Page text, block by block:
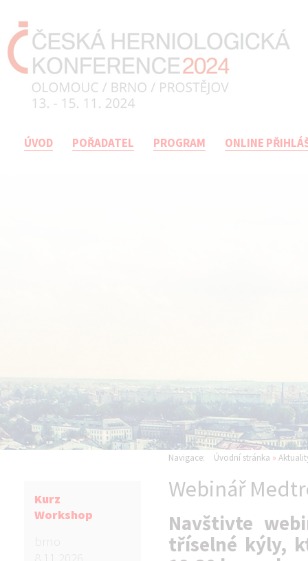
ÚVOD POŘADATEL PROGRAM ONLINE
Kurz
Workshop
Navigace: Úvodní stránka »
Webinář
Navštivte
tříselné kýly,